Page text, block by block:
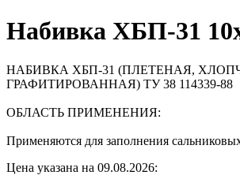
Набивка ХБП-31
НАБИВКА ХБП-31 (ПЛЕТЕНАЯ,
ГРАФИТИРОВАННАЯ) ТУ 38 114339-88
ОБЛАСТЬ ПРИМЕНЕНИЯ:
Применяются для заполнения
Цена указана на 09.08.2026: